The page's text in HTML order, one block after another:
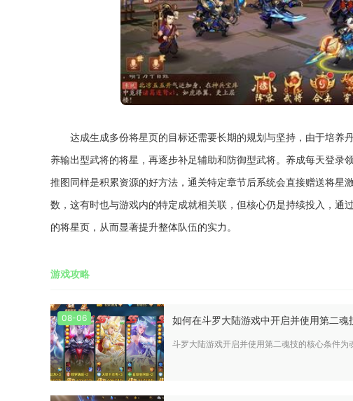
达成生成多份将星页的目标还需要长期的规划与坚持，由于培养
养输出型武将的将星，再逐步补足辅助和防御型武将。养成每天登
推图同样是积累资源的好方法，通关特定章节后系统会直接赠送将星
数，这有时也与游戏内的特定成就相关联，但核心仍是持续投入，通
的将星页，从而显著提升整体队伍的实力。
游戏攻略
08-06 如何在斗罗大陆游戏中开启并使用第二魂
斗罗大陆游戏开启并使用第二魂技的核心条件